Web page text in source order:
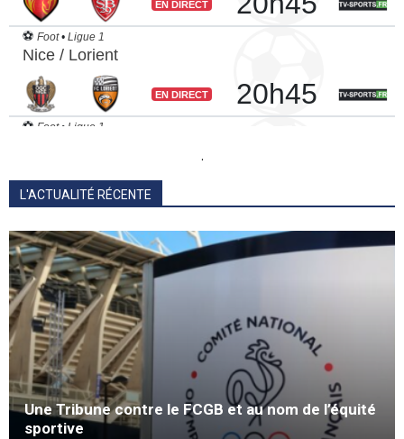
.
L'ACTUALITÉ RÉCENTE
Une Tribune contre le FCGB et au nom de l’équité
sportive